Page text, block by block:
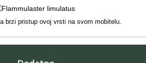
brzi pristup ovoj vrsti na svom mobitelu.